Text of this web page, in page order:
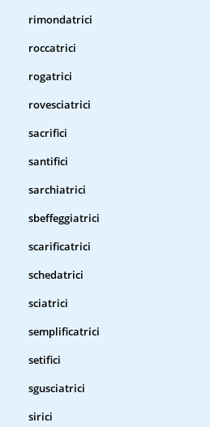
rimondatrici
roccatrici
rogatrici
rovesciatrici
sacrifici
santifici
sarchiatrici
sbeffeggiatrici
scarificatrici
schedatrici
sciatrici
semplificatrici
setifici
sgusciatrici
sirici